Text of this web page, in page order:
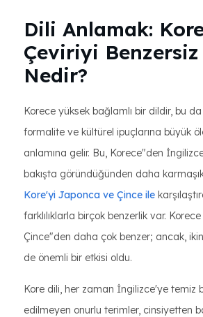
Dili Anlamak:
Çeviriyi Benzersiz
Nedir?
Korece yüksek bağlamlı bir dildir, bu
formalite ve kültürel ipuçlarına büyük
anlamına gelir. Bu, Korece"den
bakışta göründüğünden daha
Kore'yi Japonca ve Çince ile
farklılıklarla birçok benzerlik var.
Çince"den daha çok benzer; ancak,
de önemli bir etkisi oldu.
Kore dili, her zaman İngilizce'ye temiz
edilmeyen onurlu terimler, cinsiyetten